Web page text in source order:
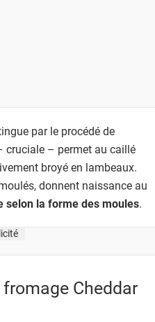
par le procédé de
cruciale – permet au caillé
broyé en lambeaux.
donnent naissance au
selon la forme des moules.
Cheddar